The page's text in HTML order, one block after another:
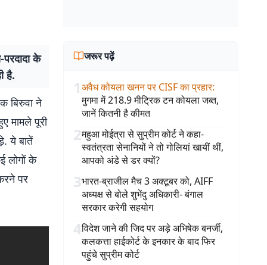
के
है.
बिरुवा ने
मामले पूरी
ये बातें
लोगों के
पर
जरूर पढ़ें
1अवैध कोयला खनन पर CISF का प्रहार:
मुगमा में 218.9 मीट्रिक टन कोयला जब्त,
जानें कितनी है कीमत
2महुआ मोईत्रा से सुप्रीम कोर्ट ने कहा-
स्वतंत्रता सेनानियों ने तो गोलियां खायीं थीं,
आपको अंडे से डर क्यों?
3भारत-ब्राजील मैच 3 अक्टूबर को, AIFF
अध्यक्ष से बोले शुभेंदु अधिकारी- बंगाल
सरकार करेगी सहयोग
4विदेश जाने की जिद पर अड़े अभिषेक बनर्जी,
कलकत्ता हाईकोर्ट के इनकार के बाद फिर
पहुंचे सुप्रीम कोर्ट